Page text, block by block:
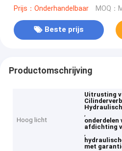
Prijs：Onderhandelbaar MOQ：
Beste prijs
Productomschrijving
Hoog licht
Uitrusting
,
onderdelen
afdichting
,
met